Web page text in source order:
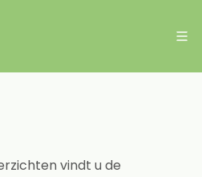
vindt u de